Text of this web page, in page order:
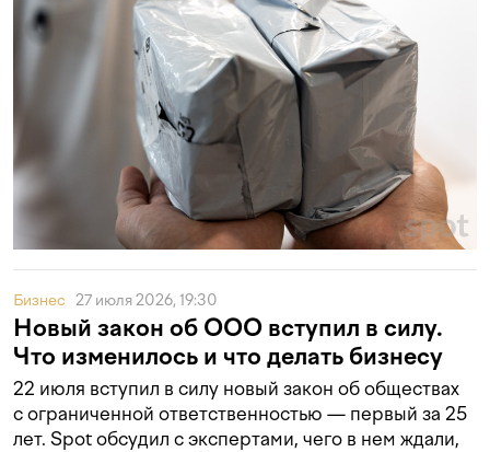
Бизнес 27 июля 2026, 19:30
Новый закон об ООО вступил в силу.
Что изменилось и что делать бизнесу
22 июля вступил в силу новый закон об обществах
с ограниченной ответственностью — первый за 25
лет. Spot обсудил с экспертами, чего в нем ждали,